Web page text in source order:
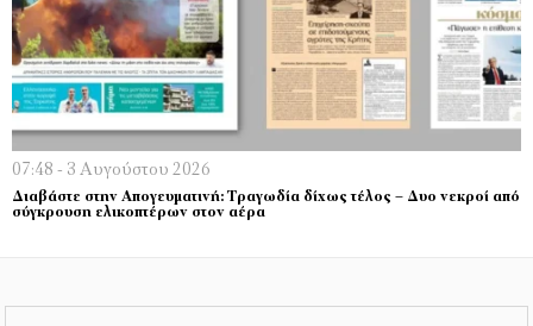
07:48 - 3 Αυγούστου 2026
Διαβάστε στην Απογευματινή: Τραγωδία δίχως τέλος – Δυο νεκροί από
σύγκρουση ελικοπτέρων στον αέρα